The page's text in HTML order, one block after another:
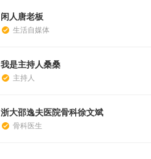
闲人唐老板
生活自媒体
我是主持人桑桑
主持人
浙大邵逸夫医院骨科徐文斌
骨科医生